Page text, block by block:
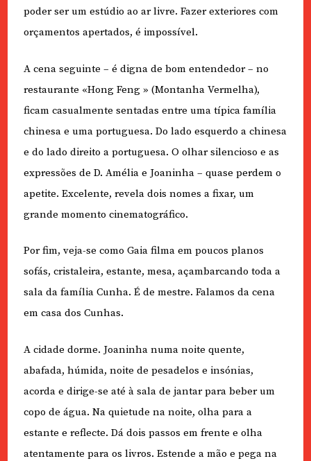
poder ser um estúdio ao ar livre. Fazer exteriores com
orçamentos apertados, é impossível.
A cena seguinte – é digna de bom entendedor – no
restaurante «Hong Feng » (Montanha Vermelha),
ficam casualmente sentadas entre uma típica família
chinesa e uma portuguesa. Do lado esquerdo a chinesa
e do lado direito a portuguesa. O olhar silencioso e as
expressões de D. Amélia e Joaninha – quase perdem o
apetite. Excelente, revela dois nomes a fixar, um
grande momento cinematográfico.
Por fim, veja-se como Gaia filma em poucos planos
sofás, cristaleira, estante, mesa, açambarcando toda a
sala da família Cunha. É de mestre. Falamos da cena
em casa dos Cunhas.
A cidade dorme. Joaninha numa noite quente,
abafada, húmida, noite de pesadelos e insónias,
acorda e dirige-se até à sala de jantar para beber um
copo de água. Na quietude na noite, olha para a
estante e reflecte. Dá dois passos em frente e olha
atentamente para os livros. Estende a mão e pega na